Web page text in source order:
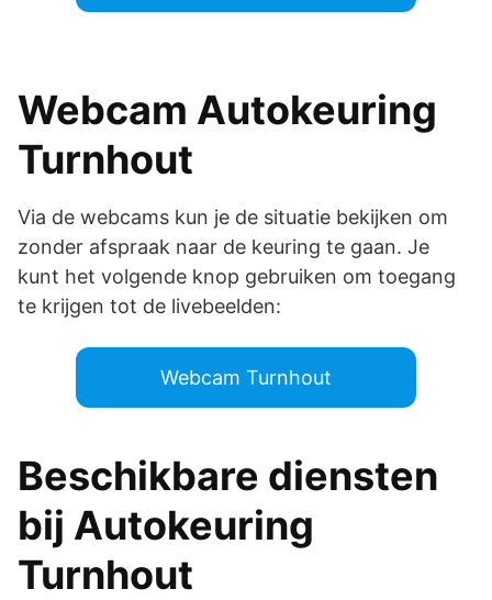
Webcam Autokeuring
Turnhout
Via de webcams kun je de situatie bekijken om
zonder afspraak naar de keuring te gaan. Je
kunt het volgende knop gebruiken om toegang
te krijgen tot de livebeelden:
Webcam Turnhout
Beschikbare diensten
bij Autokeuring
Turnhout